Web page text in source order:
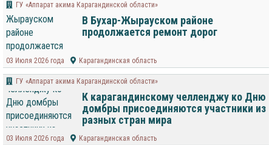
ГУ «Аппарат акима Карагандинской области»
В Бухар-Жырауском районе
продолжается ремонт дорог
03 Июля 2026 года Карагандинская область
ГУ «Аппарат акима Карагандинской области»
К карагандинскому челленджу ко Дню
домбры присоединяются участники из
разных стран мира
03 Июля 2026 года Карагандинская область